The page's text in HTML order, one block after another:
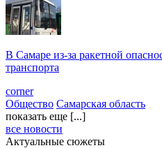
В Самаре из-за ракетной
транспорта
corner
Общество Самарская область
показать еще [...]
все новости
Актуальные сюжеты